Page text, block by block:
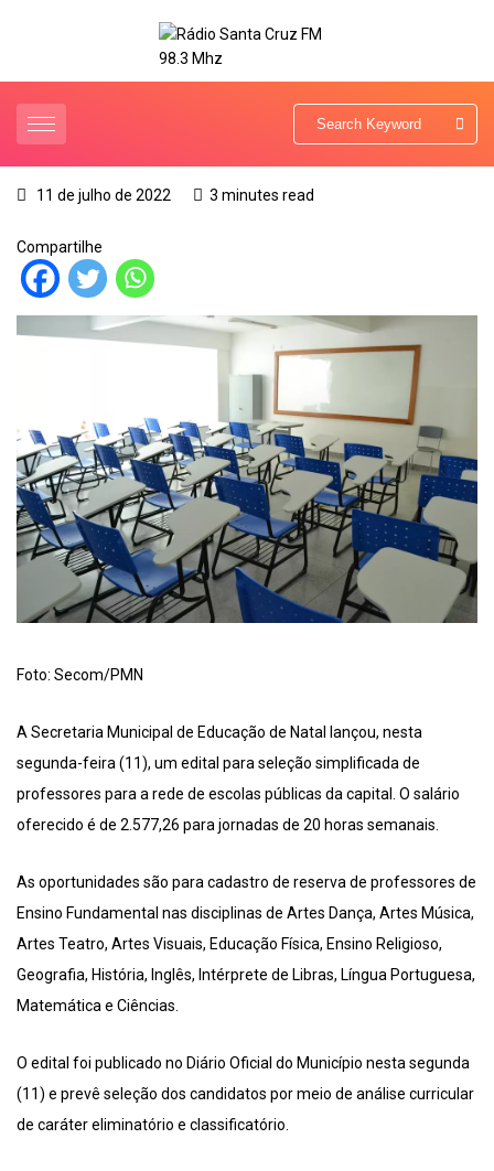
11 de julho de 2022 3 minutes read
Compartilhe
Foto: Secom/PMN
A Secretaria Municipal de Educação de Natal lançou, nesta
segunda-feira (11), um edital para seleção simplificada de
professores para a rede de escolas públicas da capital. O salário
oferecido é de 2.577,26 para jornadas de 20 horas semanais.
As oportunidades são para cadastro de reserva de professores de
Ensino Fundamental nas disciplinas de Artes Dança, Artes Música,
Artes Teatro, Artes Visuais, Educação Física, Ensino Religioso,
Geografia, História, Inglês, Intérprete de Libras, Língua Portuguesa,
Matemática e Ciências.
O edital foi publicado no Diário Oficial do Município nesta segunda
(11) e prevê seleção dos candidatos por meio de análise curricular
de caráter eliminatório e classificatório.